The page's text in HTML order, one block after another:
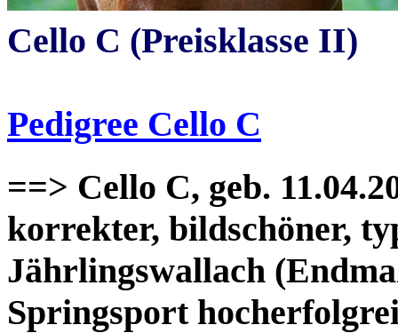
Cello C (Preisklasse II)
Pedigree Cello C
==> Cello C, geb.
korrekter, bildschöner,
Jährlingswallach
Springsport